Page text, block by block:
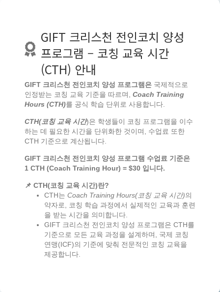
GIFT 크리스천 전인코치 양성
프로그램 – 코칭 교육 시간
(CTH) 안내
GIFT 크리스천 전인코치 양성 프로그램은 국제적으로
인정받는 코칭 교육 기준을 따르며, Coach Training
Hours (CTH)를 공식 학습 단위로 사용합니다.
CTH(코칭 교육 시간)은 학생들이 코칭 프로그램을 이수
하는 데 필요한 시간을 단위화한 것이며, 수업료 또한
CTH 기준으로 계산됩니다.
GIFT 크리스천 전인코치 양성 프로그램 수업료 기준은
1 CTH (Coach Training Hour) = $30 입니다.
📌 CTH(코칭 교육 시간)란?
CTH는 Coach Training Hours(코칭 교육 시간)의
약자로, 코칭 학습 과정에서 실제적인 교육과 훈련
을 받는 시간을 의미합니다.
GIFT 크리스천 전인코치 양성 프로그램은 CTH를
기준으로 모든 교육 과정을 설계하며, 국제 코칭
연맹(ICF)의 기준에 맞춰 전문적인 코칭 교육을
제공합니다.